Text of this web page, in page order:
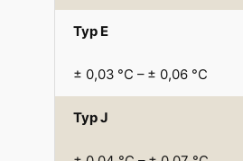
Typ E
± 0,03 °C – ± 0,06 °C
Typ J